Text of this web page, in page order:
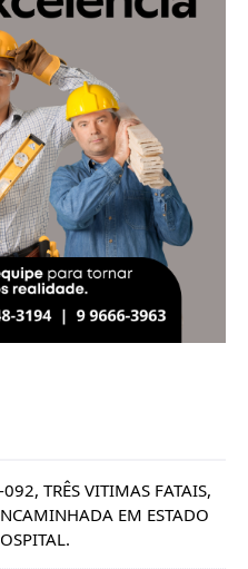
TRÊS VITIMAS FATAIS,
EM ESTADO